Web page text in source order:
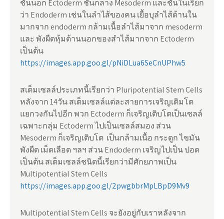
ชั้นนอก Ectoderm ชั้นกลาง Mesoderm และชั้นในเรียก
ว่า Endoderm เช่นในลำไส้ของคน เยื้อบุลำไส้ด้านใน
มากจาก endoderm กล้ามเนื้อลำไส้มาจาก mesoderm
และ พังผืดหุ้มด้านนอกของสำไส้มากจาก Ectoderm
เป็นต้น
https://images.app.goo.gl/pNiDLua6SeCnUPhw5
สเต็มเซลล์ประเภทนี้เรียกว่า Pluripotential Stem Cells
หลังจาก 14วัน สเต็มเซลล์แต่ละสายการเจริญเติมโต
แยกวงกันไปอีก พวก Ectoderm ก็เจริญเติบโตเป็นเซลล์
เฉพาะกลุ่ม Ectoderm ไปเป็นเซลล์สมอง ส่วน
Mesoderm ก็เจริญเติบโต เป็นกล้ามเนื้อ กระดูก ไขมัน
พังผืด เม็ดเลือด ฯลฯ ส่วน Endoderm เจริญไปเป็น ปอด
เป็นต้น สเต็มเซลล์ชนิดนี้เรียกว่ามีศักยภาพเป็น
Multipotential Stem Cells
https://images.app.goo.gl/2pwgbbrMpLBpD9Mv9
Multipotential Stem Cells จะยังอยู่กับเราหลังจาก